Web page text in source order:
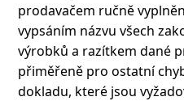
prodavačem ručně
vypsáním názvu všech
výrobků a razítkem dané
přiměřeně pro ostatní
dokladu, které jsou